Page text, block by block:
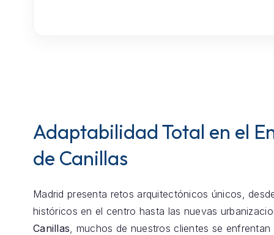
Adaptabilidad Total en el
de Canillas
Madrid presenta retos arquitectónicos únicos,
históricos en el centro hasta las nuevas
Canillas , muchos de nuestros clientes se